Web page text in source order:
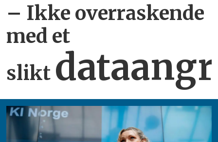
– Ikke overraskende
med et
slikt